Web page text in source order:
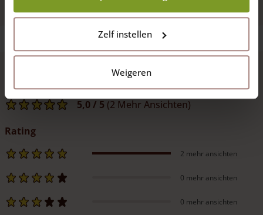
Zelf instellen
Weigeren
5,0/ 5 (2 Mehr Ansichten)
Rating
2 mehr ansichten
0 mehr ansichten
0 mehr ansichten